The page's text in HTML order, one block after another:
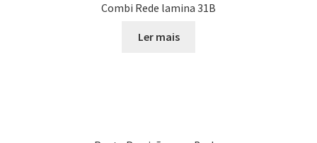
Combi Rede lamina 31B
Ler mais